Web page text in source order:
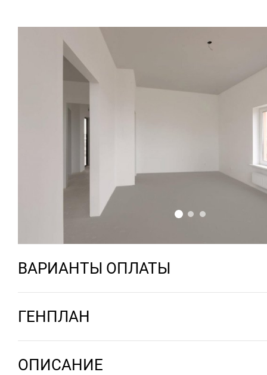
ВАРИАНТЫ ОПЛАТЫ
ГЕНПЛАН
ОПИСАНИЕ